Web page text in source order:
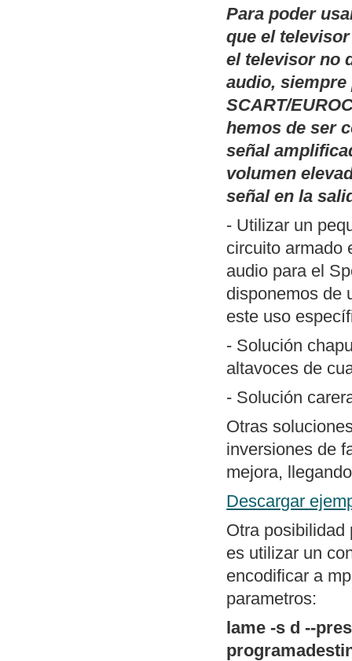
selectores de
modelo de
plataformas
existen esos
Publicamos
(TSR)
monitor de
inversión del
que han
DOS y un
Publicamos
SciTE (Linux/
ZXSpectrum.
herramientas
desarrollar
Actualización
MP3". Incluye
forma
Nueva
aunque
menú al estilo
Mapa
Para poder
que el
el televisor no
audio,
SCART/
hemos de ser
señal
volumen
señal en la
- Utilizar un
circuito armado
audio para el
disponemos de
este uso
- Solución
altavoces de
- Solución
Otras
inversiones de
mejora,
Descargar
Otra posibilidad
es utilizar un
encodificar a
parametros:
lame -s d --